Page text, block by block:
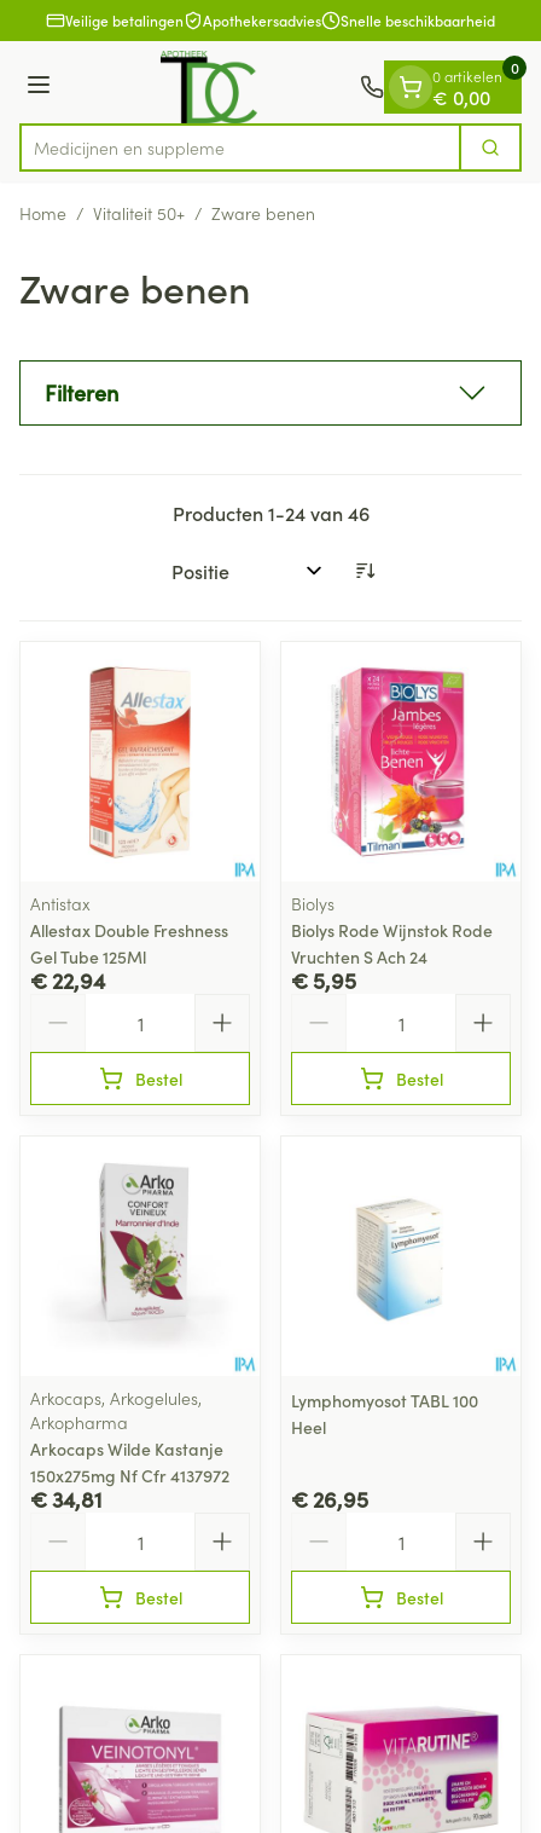
Ga naar de inhoud
1 van 1Veilige betalingen Apothekersadvies Snelle beschikbaarheid
Menu
Product, merk, categorie...
Med Zoek
0 artikelen
€ 0,00
0
Home / Vitaliteit 50+ / Zware benen
Zware benen
Filteren
Producten1-24van46
Sorteer op:
Antistax
Allestax Double Freshness
Gel Tube 125Ml
€ 22,94
Bestel
Biolys
Biolys Rode Wijnstok Rode
Vruchten S Ach 24
€ 5,95
Bestel
Arkocaps, Arkogelules,
Arkopharma
Arkocaps Wilde Kastanje
150x275mg Nf Cfr 4137972
€ 34,81
Bestel
Lymphomyosot TABL 100
Heel
€ 26,95
Bestel